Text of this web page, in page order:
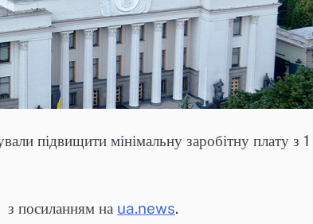
підвищити мінімальну заробітну плату
з посиланням на ua.news.